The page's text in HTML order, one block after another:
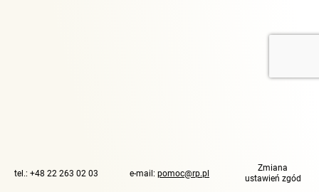
tel.: +48 22 263 02 03 e-mail: pomoc@rp.pl
Zmiana
ustawień zgód